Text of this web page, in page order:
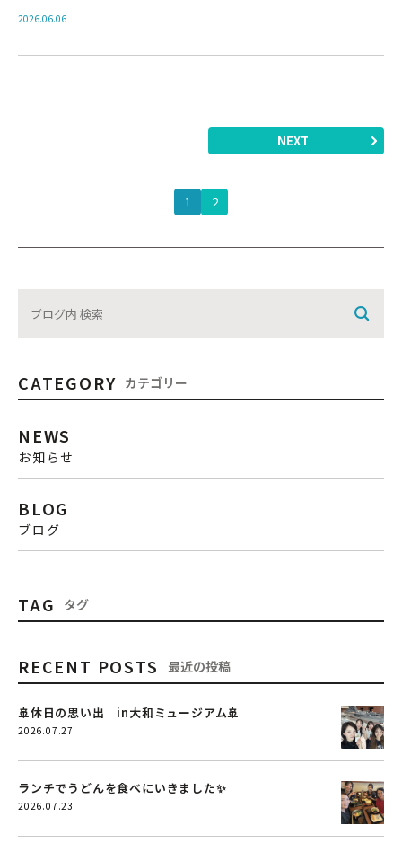
2026.06.06
1 2
NEXT
CATEGORY カテゴリー
NEWS
お知らせ
BLOG
ブログ
TAG タグ
RECENT POSTS 最近の投稿
🚢休日の思い出 in大和ミュージアム🚢
2026.07.27
ランチでうどんを食べにいきました✨
2026.07.23